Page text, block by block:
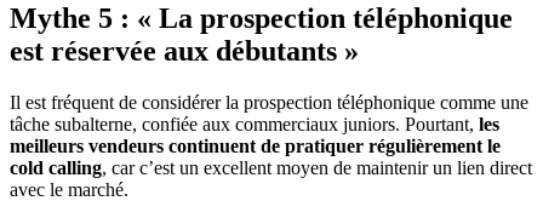
Mythe 5 : « La prospection téléphonique
est réservée aux débutants »
Il est fréquent de considérer la prospection téléphonique comme une
tâche subalterne, confiée aux commerciaux juniors. Pourtant, les
meilleurs vendeurs continuent de pratiquer régulièrement le
cold calling, car c’est un excellent moyen de maintenir un lien direct
avec le marché.